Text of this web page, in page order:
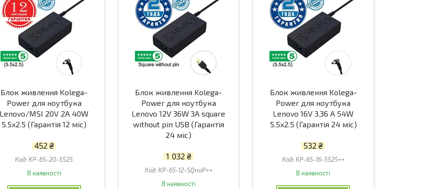
Блок живлення Kolega-
Power для ноутбука
Lenovo/MSI 20V 2A 40W
5.5x2.5 (Гарантія 12 міс)
452 ₴
KP-65-20-5525
В наявності
Блок живлення Kolega-
Power для ноутбука
Lenovo 12V 36W 3A square
without pin USB (Гарантія
24 міс)
1 032 ₴
KP-65-12-SQnoP++
В наявності
Блок живлення Kolega-
Power для ноутбука
Lenovo 16V 3.36 A 54W
5.5x2.5 (Гарантія 24 міс)
532 ₴
KP-65-16-5525++
В наявності